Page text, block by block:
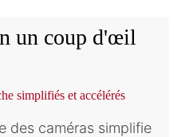
un coup d'œil
simplifiés et accélérés
des caméras simplifie